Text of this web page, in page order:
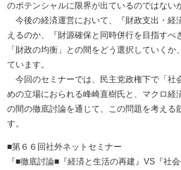
のポテンシャルに限界が出ているのではない
今後の経済運営において、『財政支出・経
えるのか、『財源確保と同時併行を目指すべ
「財政の均衡」との間をどう選択していく
ています。
今回のセミナーでは、民主党政権下で「社
めの立場におられる峰崎直樹氏と、マクロ経
の間の徹底討論を通じて、この問題を考える
す。
■第６６回社外ネットセミナー
『■徹底討論■『経済と生活の再建』VS『社